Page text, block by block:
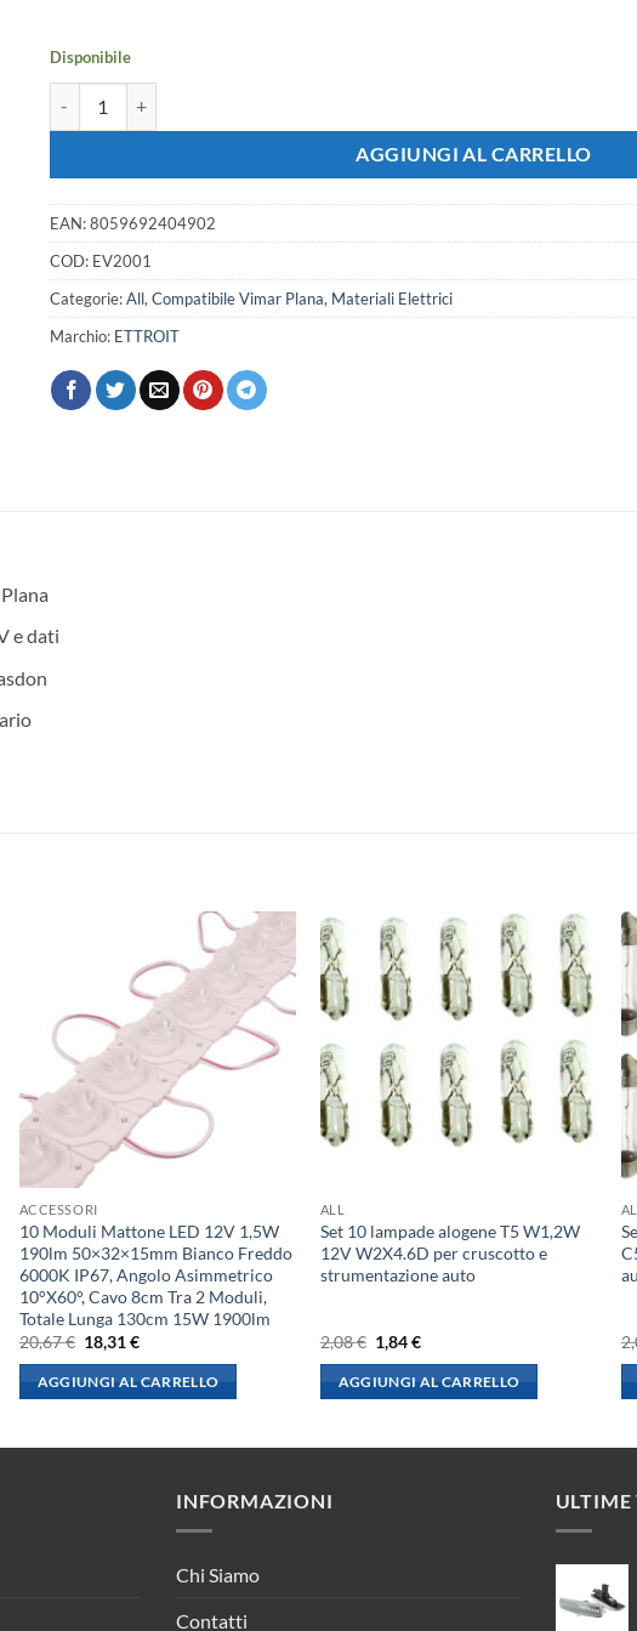
Disponibile
AGGIUNGI AL CARRELLO
EAN:8059692404902
COD: EV2001
Categorie:All, Compatibile Vimar Plana, Materiali Elettrici
Marchio: ETTROIT
e dati
ACCESSORI
10 Moduli Mattone LED 12V 1,5W
190lm 50×32×15mm Bianco Freddo
6000K IP67, Angolo Asimmetrico
10°X60°, Cavo 8cm Tra 2 Moduli,
Totale Lunga 130cm 15W 1900lm
20,67€ Il
prezzo
originale
era:
18,31€Il
attuale
è:
AGGIUNGI AL CARRELLO
ALL
Set 10 lampade alogene T5 W1,2W
12V W2X4.6D per cruscotto e
strumentazione auto
2,08€ Il
prezzo
originale
era:
1,84€Il
attuale
è:
AGGIUNGI AL CARRELLO
INFORMAZIONI
Chi Siamo
Contatti
ULTIME